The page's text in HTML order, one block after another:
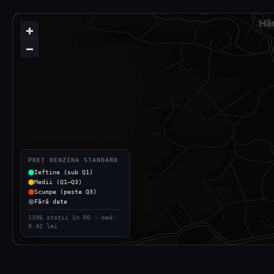
+
−
PREȚ BENZINA STANDARD
Ieftine (sub Q1)
Medii (Q1–Q3)
Scumpe (peste Q3)
Fără date
1396 stații în RO · med:
9.42 lei